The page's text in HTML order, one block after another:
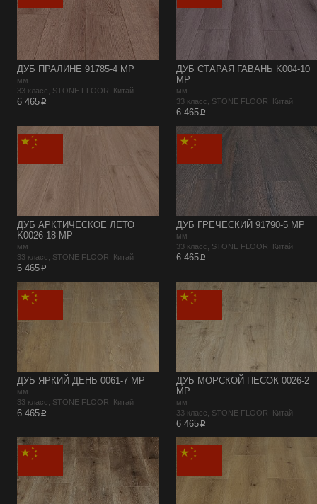
ДУБ ПРАЛИНЕ 91785-4 MP
мм
33 класс, STONE FLOOR Китай
6 465p
ДУБ СТАРАЯ ГАВАНЬ K004-10
MP
мм
33 класс, STONE FLOOR Китай
6 465p
ДУБ АРКТИЧЕСКОЕ ЛЕТО
K0026-18 MP
мм
33 класс, STONE FLOOR Китай
6 465p
ДУБ ГРЕЧЕСКИЙ 91790-5 MP
мм
33 класс, STONE FLOOR Китай
6 465p
ДУБ ЯРКИЙ ДЕНЬ 0061-7 MP
мм
33 класс, STONE FLOOR Китай
6 465p
ДУБ МОРСКОЙ ПЕСОК 0026-2
MP
мм
33 класс, STONE FLOOR Китай
6 465p